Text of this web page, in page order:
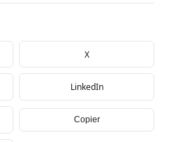
X
LinkedIn
Copier